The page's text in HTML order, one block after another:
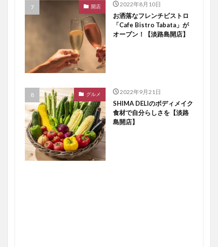
開店 2022年8月10日
お洒落なフレンチビストロ
「Cafe Bistro Tabata」が
オープン！【淡路島開店】
グルメ 2022年9月21日
SHIMA DELIのボディメイク
食材で自分らしさを【淡路
島開店】